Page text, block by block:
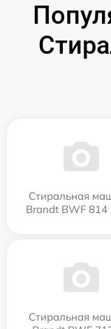
Стиральная
Brandt BWF 814
Стиральная